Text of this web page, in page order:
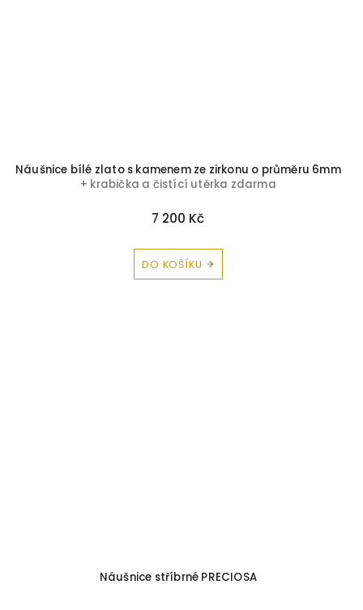
Náušnice bílé zlato s kamenem ze zirkonu o průměru 6mm
+ krabička a čistící utěrka zdarma
7 200 Kč
DO KOŠÍKU
Náušnice stříbrné PRECIOSA